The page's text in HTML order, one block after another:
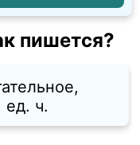
пишется?
ед. ч.